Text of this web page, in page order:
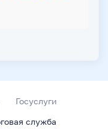
служба
Госуслуги